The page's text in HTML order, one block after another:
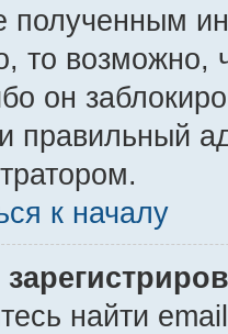
полученным
то возможно,
он
правильный
к началу
найти